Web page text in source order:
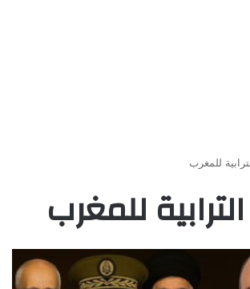
للمغرب
للمغرب